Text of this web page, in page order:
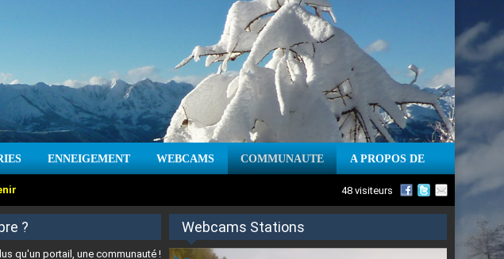
ENNEIGEMENT WEBCAMS COMMUNAUTE A PROPOS DE
à venir 48 visiteurs
?
qu'un portail, une communauté !
Webcams Stations